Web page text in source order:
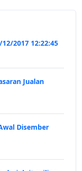
2017 12:22:45
Jualan
Disember